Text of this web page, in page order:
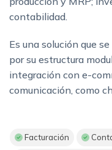
contabilidad.
Es una solución que
por su estructura
integración con e-
comunicación, como
Facturación